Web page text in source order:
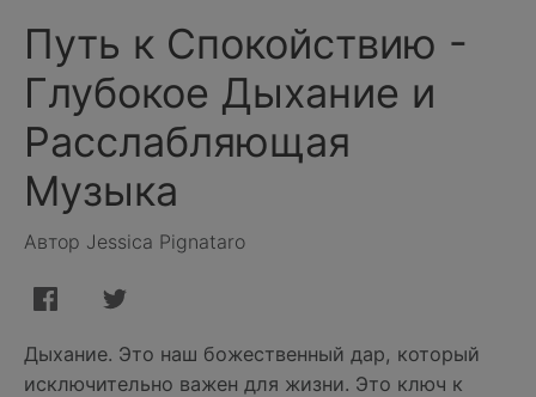
Путь к Cпокойствию -
Глубокое Дыхание и
Расслабляющая
Музыка
Автор Jessica Pignataro
Дыхание. Это наш божественный дар, который
исключительно важен для жизни. Это ключ к